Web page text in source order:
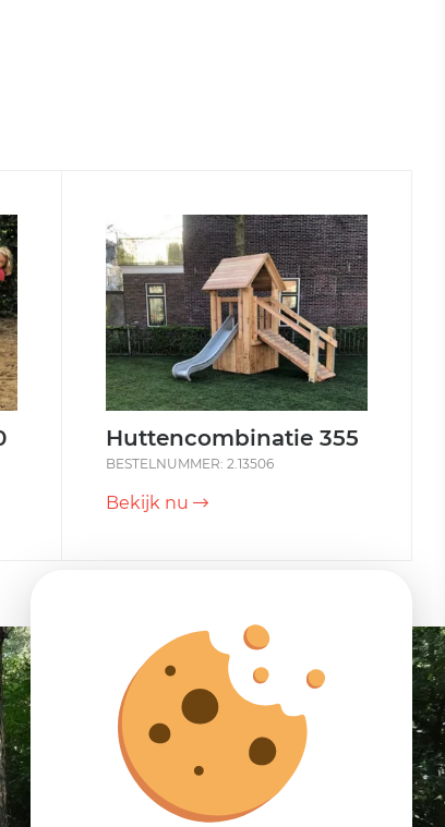
Huttencombinatie 355
BESTELNUMMER: 2.13506
Bekijk nu